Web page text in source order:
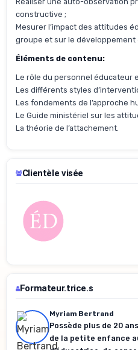
constructive ;
Mesurer l’impact des attitudes
groupe et sur le développement
Éléments de contenu:
Le rôle du personnel éducateur
Les différents styles
Les fondements de l’approche
Le Guide ministériel sur les
La théorie de l’attachement.
Clientèle visée
Formateur.trice.s
Myriam Bertrand
Possède plus de 20
de la petite enfance